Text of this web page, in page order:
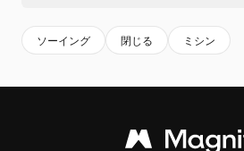
ソーイング 閉じる ミシン